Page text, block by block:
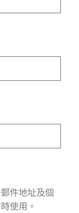
件地址及個
使用。